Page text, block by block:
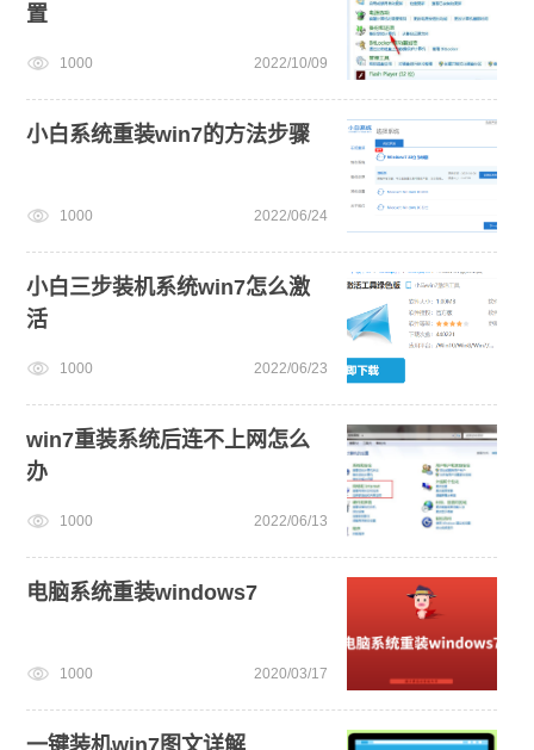
置
1000 2022/10/09
小白系统重装win7的方法步骤
1000 2022/06/24
小白三步装机系统win7怎么激
活
1000 2022/06/23
win7重装系统后连不上网怎么
办
1000 2022/06/13
电脑系统重装windows7
1000 2020/03/17
一键装机win7图文详解